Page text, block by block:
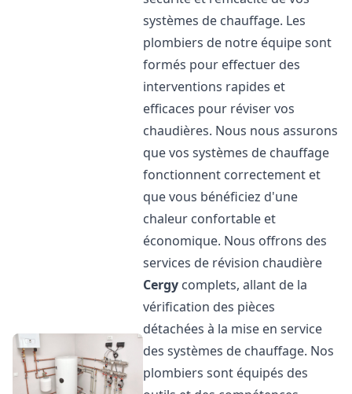
systèmes de chauffage. Les
plombiers de notre équipe sont
formés pour effectuer des
interventions rapides et
efficaces pour réviser vos
chaudières. Nous nous assurons
que vos systèmes de chauffage
fonctionnent correctement et
que vous bénéficiez d'une
chaleur confortable et
économique. Nous offrons des
services de révision chaudière
Cergy complets, allant de la
vérification des pièces
détachées à la mise en service
des systèmes de chauffage. Nos
plombiers sont équipés des